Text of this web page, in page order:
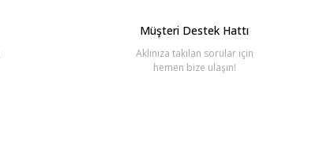
Müşteri Destek Hattı
Aklınıza takılan sorular için
hemen bize ulaşın!